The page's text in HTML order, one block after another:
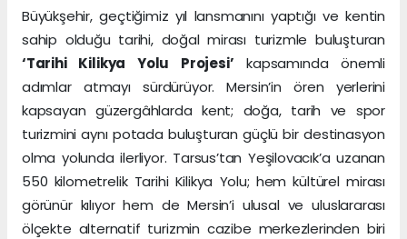
Büyükşehir, geçtiğimiz yıl lansmanını yaptığı ve kentin
sahip olduğu tarihi, doğal mirası turizmle buluşturan
‘Tarihi Kilikya Yolu Projesi’ kapsamında önemli
adımlar atmayı sürdürüyor. Mersin’in ören yerlerini
kapsayan güzergâhlarda kent; doğa, tarih ve spor
turizmini aynı potada buluşturan güçlü bir destinasyon
olma yolunda ilerliyor. Tarsus’tan Yeşilovacık’a uzanan
550 kilometrelik Tarihi Kilikya Yolu; hem kültürel mirası
görünür kılıyor hem de Mersin’i ulusal ve uluslararası
ölçekte alternatif turizmin cazibe merkezlerinden biri